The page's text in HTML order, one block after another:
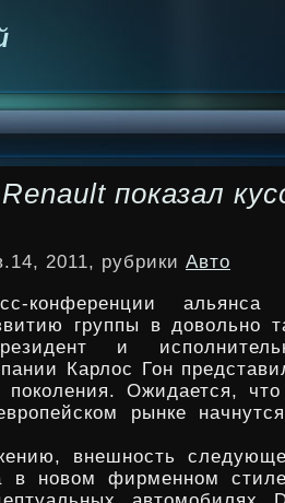
показал
2011, рубрики Авто
конференции альянса
группы в довольно
и
Карлос Гон
поколения. Ожидается,
рынке
внешность
в новом фирменном